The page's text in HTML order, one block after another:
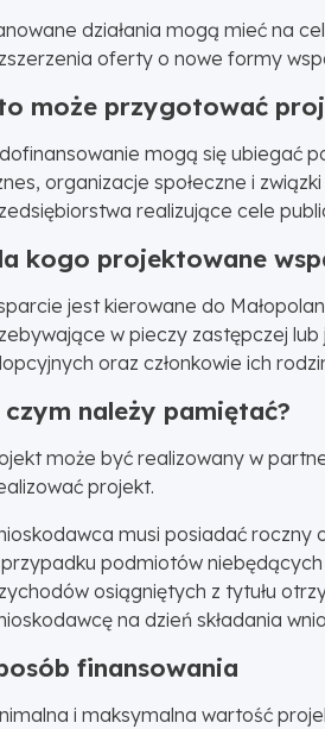
działania mogą mieć na
oferty o nowe formy
może przygotować
mogą się ubiegać
organizacje społeczne i
realizujące cele
kogo projektowane
jest kierowane do
w pieczy zastępczej
oraz członkowie ich
czym należy pamiętać?
może być realizowany w
projekt.
musi posiadać
podmiotów
osiągniętych z tytułu
na dzień składania
finansowania
i maksymalna wartość